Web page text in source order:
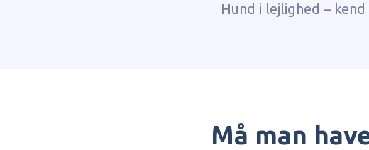
Hund i lejlighed –
Må man